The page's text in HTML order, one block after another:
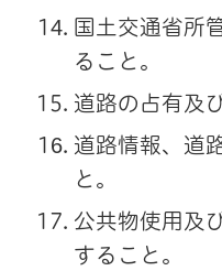
国土交通省所
ること。
道路の占有及
道路情報、道
と。
公共物使用及
すること。